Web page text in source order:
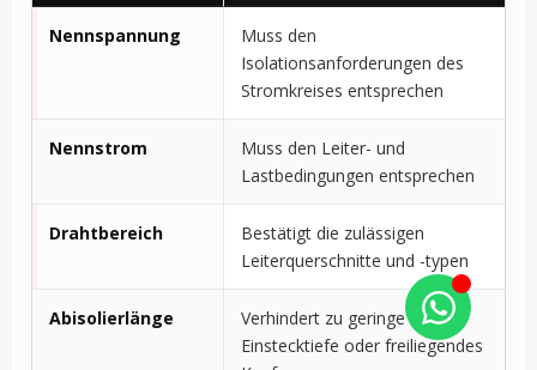
Nennspannung
Muss den
Isolationsanforderungen des
Stromkreises entsprechen
Nennstrom
Muss den Leiter- und
Lastbedingungen entsprechen
Drahtbereich
Bestätigt die zulässigen
Leiterquerschnitte und -typen
Abisolierlänge
Verhindert zu geringe
Einstecktiefe oder freiliegendes